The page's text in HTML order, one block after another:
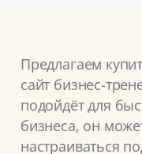
Предлагаем
сайт бизнес-
подойдёт для
бизнеса, он
настраиваться